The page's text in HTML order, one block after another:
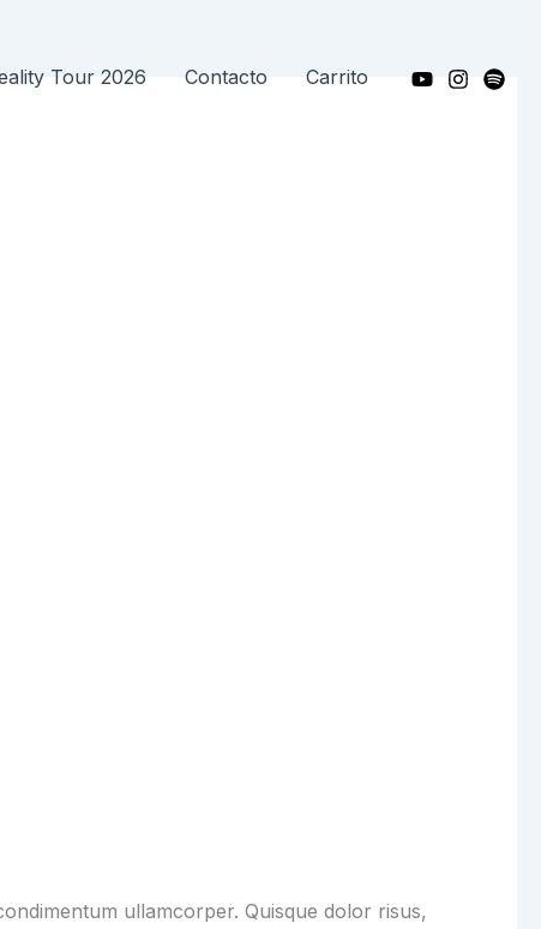
Tour 2026 Contacto Carrito
ullamcorper. Quisque dolor risus,